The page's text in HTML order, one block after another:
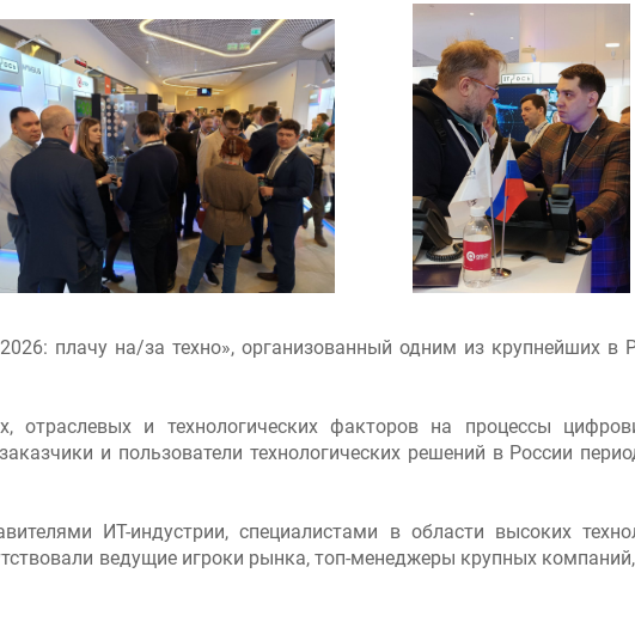
плачу на/за техно», организованный одним из крупнейших в
отраслевых и технологических факторов на процессы
и пользователи технологических решений в России
ИТ-индустрии, специалистами в области высоких
ведущие игроки рынка, топ-менеджеры крупных